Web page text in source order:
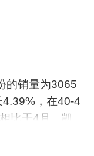
的销量为3065
，在40-4
比于4月，凯